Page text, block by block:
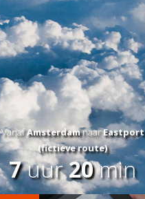
VanafAmsterdamnaarEastport
(fictieve route)
7uur20min